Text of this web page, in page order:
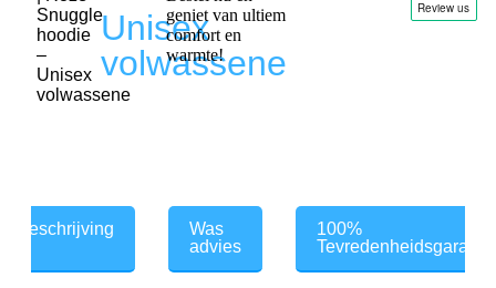
Snuggle
hoodie
–
Unisex
volwassene
Unisex
volwassene
geniet van ultiem
comfort en
warmte!
Was
advies
100%
Beschrijving